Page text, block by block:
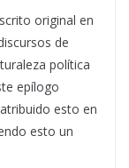
original en
de
política
epílogo
esto en
esto un